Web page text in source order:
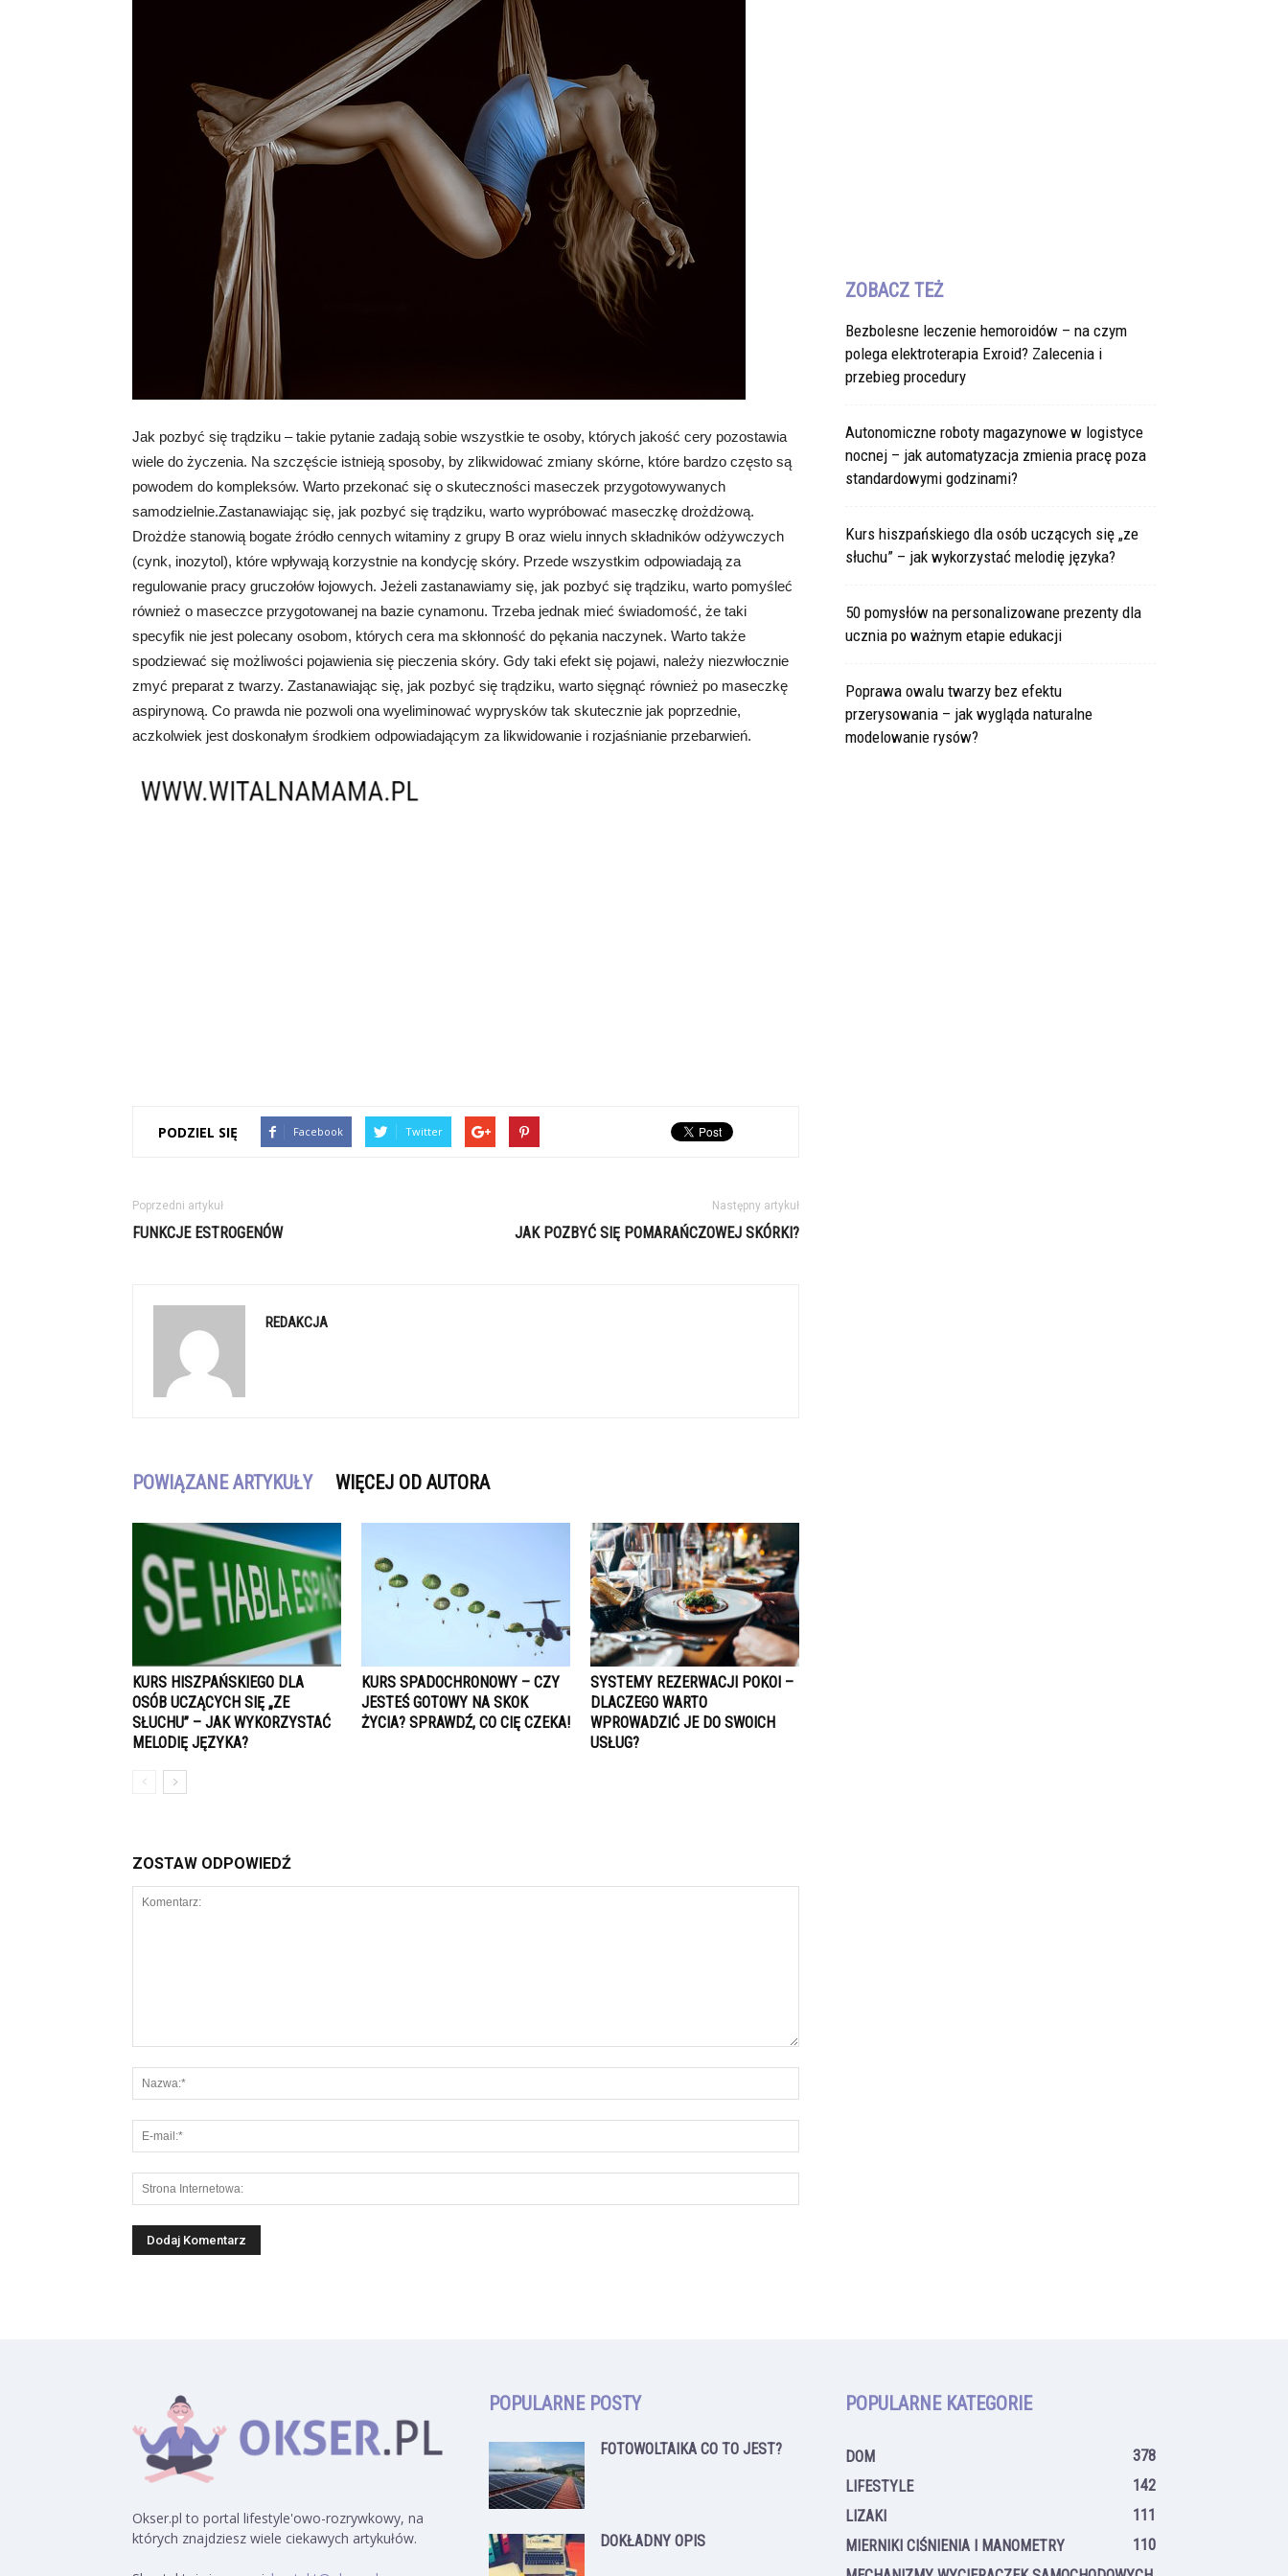
Jak pozbyć się trądziku – takie pytanie zadają sobie wszystkie te osoby, których jakość cery pozostawia
wiele do życzenia. Na szczęście istnieją sposoby, by zlikwidować zmiany skórne, które bardzo często są
powodem do kompleksów. Warto przekonać się o skuteczności maseczek przygotowywanych
samodzielnie.Zastanawiając się, jak pozbyć się trądziku, warto wypróbować maseczkę drożdżową.
Drożdże stanowią bogate źródło cennych witaminy z grupy B oraz wielu innych składników odżywczych
(cynk, inozytol), które wpływają korzystnie na kondycję skóry. Przede wszystkim odpowiadają za
regulowanie pracy gruczołów łojowych. Jeżeli zastanawiamy się, jak pozbyć się trądziku, warto pomyśleć
również o maseczce przygotowanej na bazie cynamonu. Trzeba jednak mieć świadomość, że taki
specyfik nie jest polecany osobom, których cera ma skłonność do pękania naczynek. Warto także
spodziewać się możliwości pojawienia się pieczenia skóry. Gdy taki efekt się pojawi, należy niezwłocznie
zmyć preparat z twarzy. Zastanawiając się, jak pozbyć się trądziku, warto sięgnąć również po maseczkę
aspirynową. Co prawda nie pozwoli ona wyeliminować wyprysków tak skutecznie jak poprzednie,
aczkolwiek jest doskonałym środkiem odpowiadającym za likwidowanie i rozjaśnianie przebarwień.
PODZIEL SIĘ Facebook Twitter
Poprzedni artykuł
FUNKCJE ESTROGENÓW
Następny artykuł
JAK POZBYĆ SIĘ POMARAŃCZOWEJ SKÓRKI?
REDAKCJA
POWIĄZANE ARTYKUŁY WIĘCEJ OD AUTORA
KURS HISZPAŃSKIEGO DLA
OSÓB UCZĄCYCH SIĘ „ZE
SŁUCHU” – JAK WYKORZYSTAĆ
MELODIĘ JĘZYKA?
KURS SPADOCHRONOWY – CZY
JESTEŚ GOTOWY NA SKOK
ŻYCIA? SPRAWDŹ, CO CIĘ CZEKA!
SYSTEMY REZERWACJI POKOI –
DLACZEGO WARTO
WPROWADZIĆ JE DO SWOICH
USŁUG?
ZOSTAW ODPOWIEDŹ
ZOBACZ TEŻ
Bezbolesne leczenie hemoroidów – na czym
polega elektroterapia Exroid? Zalecenia i
przebieg procedury
Autonomiczne roboty magazynowe w logistyce
nocnej – jak automatyzacja zmienia pracę poza
standardowymi godzinami?
Kurs hiszpańskiego dla osób uczących się „ze
słuchu” – jak wykorzystać melodię języka?
50 pomysłów na personalizowane prezenty dla
ucznia po ważnym etapie edukacji
Poprawa owalu twarzy bez efektu
przerysowania – jak wygląda naturalne
modelowanie rysów?
Okser.pl to portal lifestyle'owo-rozrywkowy, na
których znajdziesz wiele ciekawych artykułów.
POPULARNE POSTY
FOTOWOLTAIKA CO TO JEST?
DOKŁADNY OPIS
POPULARNE KATEGORIE
DOM
378
LIFESTYLE
142
LIZAKI
111
MIERNIKI CIŚNIENIA I MANOMETRY
110